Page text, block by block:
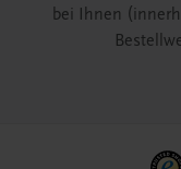
bei Ihnen